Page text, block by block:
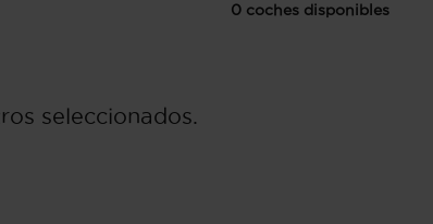
0 coches disponibles
seleccionados.